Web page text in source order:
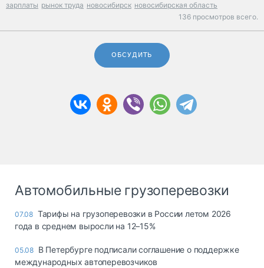
зарплаты рынок труда новосибирск новосибирская область
136 просмотров всего.
ОБСУДИТЬ
Автомобильные грузоперевозки
07.08 Тарифы на грузоперевозки в России летом 2026
года в среднем выросли на 12–15%
05.08 В Петербурге подписали соглашение о поддержке
международных автоперевозчиков